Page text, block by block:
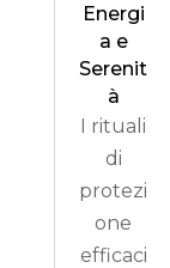
Energi
a e
Serenit
à
I rituali
di
protezi
one
efficaci